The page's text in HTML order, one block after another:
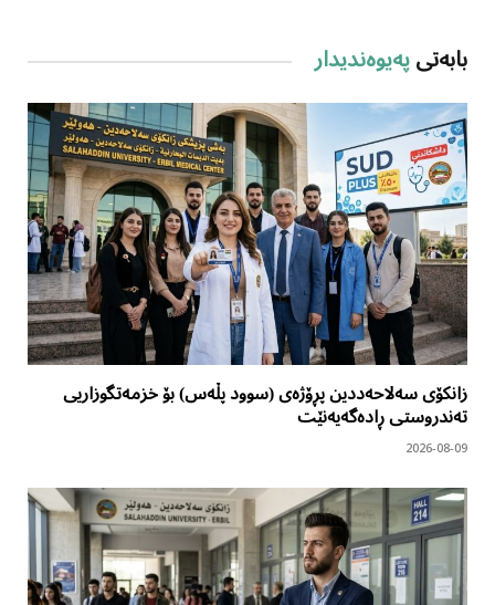
بابەتیپەیوەندیدار
زانکۆی سەلاحەددین پڕۆژەی (سوود پڵەس) بۆ خزمەتگوزاریی
تەندروستی ڕادەگەیەنێت
2026-08-09